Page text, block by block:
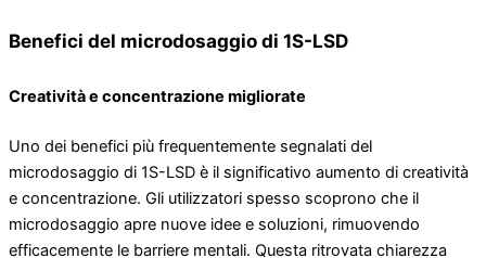
Benefici del microdosaggio di 1S-LSD
Creatività e concentrazione migliorate
Uno dei benefici più frequentemente segnalati del
microdosaggio di 1S-LSD è il significativo aumento di creatività
e concentrazione. Gli utilizzatori spesso scoprono che il
microdosaggio apre nuove idee e soluzioni, rimuovendo
efficacemente le barriere mentali. Questa ritrovata chiarezza